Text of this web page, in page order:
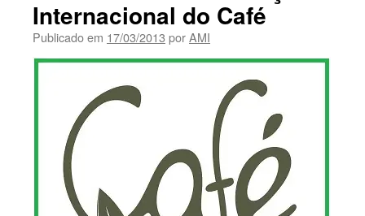
Internacional do Café
Publicado em 17/03/2013 porAMI